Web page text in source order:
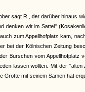
sagt R., der darüber hinaus
denken wir im Sattel"
zum Appellhofplatz kam,
bei der Kölnischen Zeitung
Burschen vom
lassen wollten. Mit der
Grotte mit seinem Samen hat